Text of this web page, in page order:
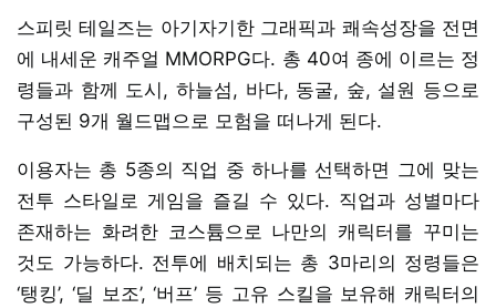
스피릿 테일즈는 아기자기한 그래픽과 쾌속성장을 전면
에 내세운 캐주얼 MMORPG다. 총 40여 종에 이르는 정
령들과 함께 도시, 하늘섬, 바다, 동굴, 숲, 설원 등으로
구성된 9개 월드맵으로 모험을 떠나게 된다.
이용자는 총 5종의 직업 중 하나를 선택하면 그에 맞는
전투 스타일로 게임을 즐길 수 있다. 직업과 성별마다
존재하는 화려한 코스튬으로 나만의 캐릭터를 꾸미는
것도 가능하다. 전투에 배치되는 총 3마리의 정령들은
‘탱킹’, ‘딜 보조’, ‘버프’ 등 고유 스킬을 보유해 캐릭터의